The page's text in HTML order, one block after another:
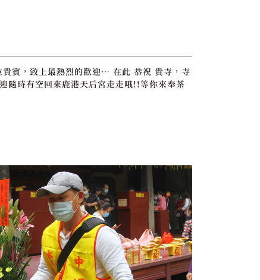
賓，致上最熱烈的歡迎… 在此 恭祝 貴寺，寺
隨時有空回來鹿港天后宮走走哦!!等你來奉茶